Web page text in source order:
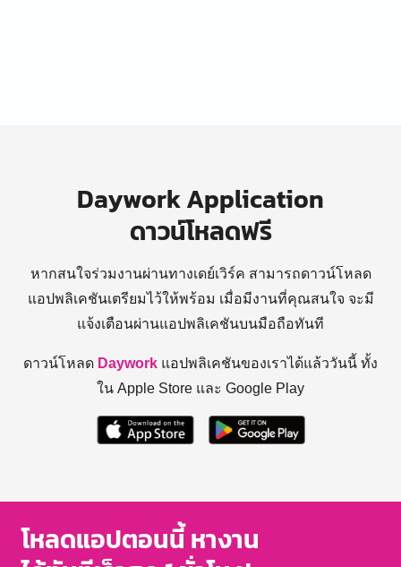
Daywork Application
ดาวน์โหลดฟรี
หากสนใจร่วมงานผ่านทางเดย์เวิร์ค สามารถดาวน์โหลด
แอปพลิเคชันเตรียมไว้ให้พร้อม เมื่อมีงานที่คุณสนใจ จะมี
แจ้งเตือนผ่านแอปพลิเคชันบนมือถือทันที
ดาวน์โหลด Daywork แอปพลิเคชันของเราได้แล้ววันนี้ ทั้ง
ใน Apple Store และ Google Play
โหลดแอปตอนนี้ หางาน